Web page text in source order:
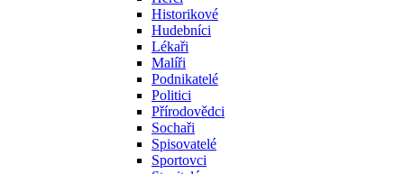
Historikové
Hudebníci
Lékaři
Malíři
Podnikatelé
Politici
Přírodovědci
Sochaři
Spisovatelé
Sportovci